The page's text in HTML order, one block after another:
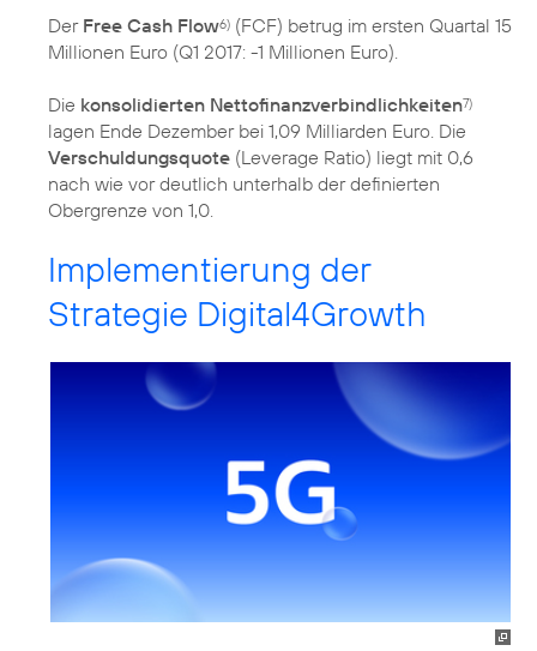
Der Free Cash Flow6) (FCF) betrug im ersten Quartal 15
Millionen Euro (Q1 2017: -1 Millionen Euro).
Die konsolidierten Nettofinanzverbindlichkeiten7)
lagen Ende Dezember bei 1,09 Milliarden Euro. Die
Verschuldungsquote (Leverage Ratio) liegt mit 0,6
nach wie vor deutlich unterhalb der definierten
Obergrenze von 1,0.
Implementierung der
Strategie Digital4Growth